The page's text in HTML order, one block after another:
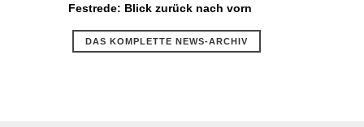
Festrede: Blick zurück nach vorn
DAS KOMPLETTE NEWS-ARCHIV